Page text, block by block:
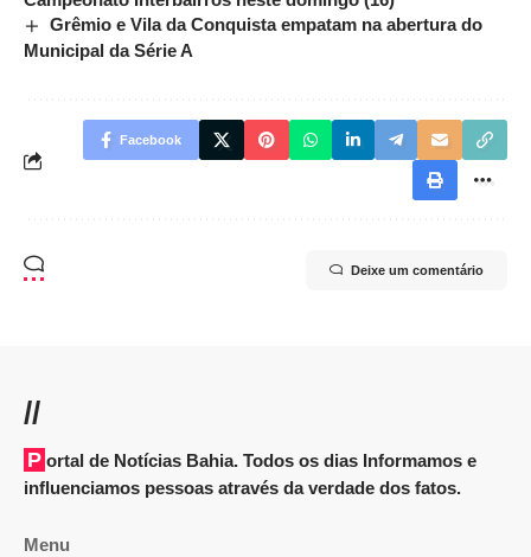
Grêmio e Vila da Conquista empatam na abertura do
Municipal da Série A
Facebook
Deixe um comentário
//
Portal de Notícias Bahia. Todos os dias Informamos e
influenciamos pessoas através da verdade dos fatos.
Menu